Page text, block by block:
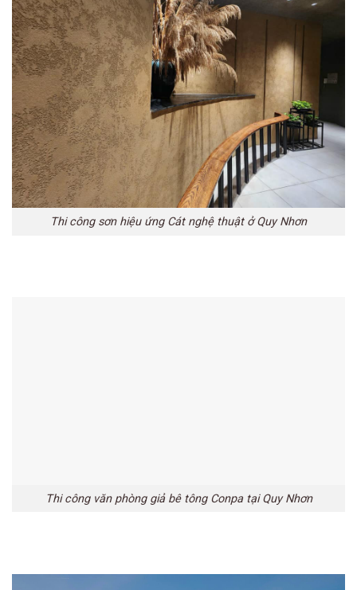
Thi công sơn hiệu ứng Cát nghệ thuật ở Quy Nhơn
Thi công văn phòng giả bê tông Conpa tại Quy Nhơn